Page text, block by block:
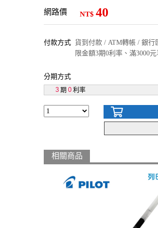
網路價 NT$ 40
付款方式 貨到付款 / ATM轉帳 / 銀行
限金額3期0利率、滿3000
分期方式
3 期 0 利率
相關商品